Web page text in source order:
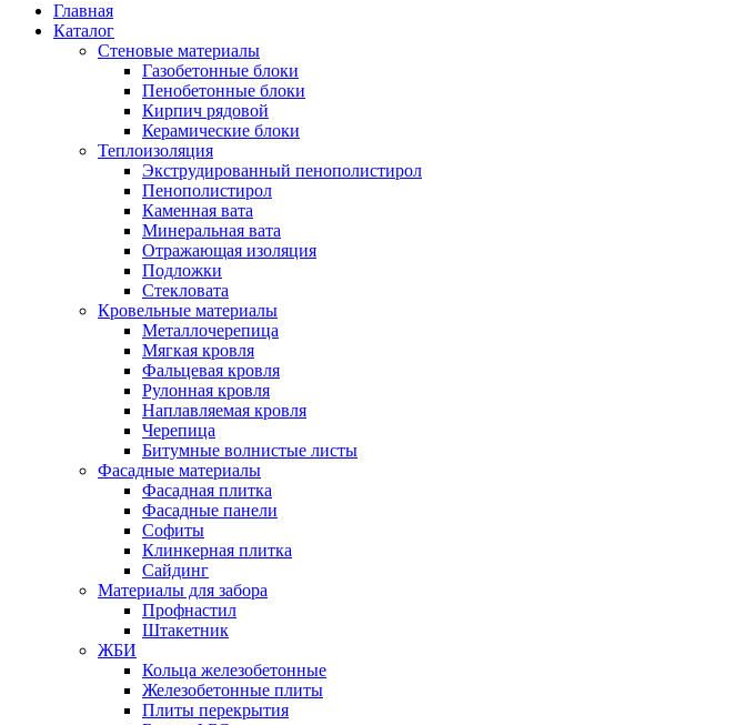
Главная
Каталог
Стеновые материалы
Газобетонные блоки
Пенобетонные блоки
Кирпич рядовой
Керамические блоки
Теплоизоляция
Экструдированный пенополистирол
Пенополистирол
Каменная вата
Минеральная вата
Отражающая изоляция
Подложки
Стекловата
Кровельные материалы
Металлочерепица
Мягкая кровля
Фальцевая кровля
Рулонная кровля
Наплавляемая кровля
Черепица
Битумные волнистые листы
Фасадные материалы
Фасадная плитка
Фасадные панели
Софиты
Клинкерная плитка
Сайдинг
Материалы для забора
Профнастил
Штакетник
ЖБИ
Кольца железобетонные
Железобетонные плиты
Плиты перекрытия